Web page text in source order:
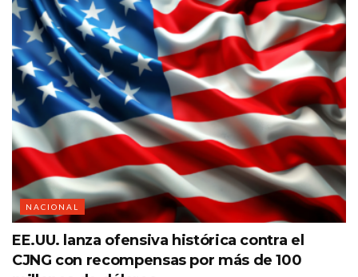
NACIONAL
EE.UU. lanza ofensiva histórica contra el
CJNG con recompensas por más de 100